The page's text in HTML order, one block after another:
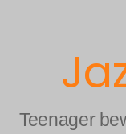
Teenager